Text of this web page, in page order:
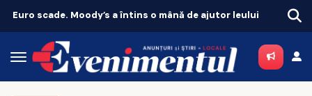
Euro scade. Moody’s a întins o mână de ajutor leului